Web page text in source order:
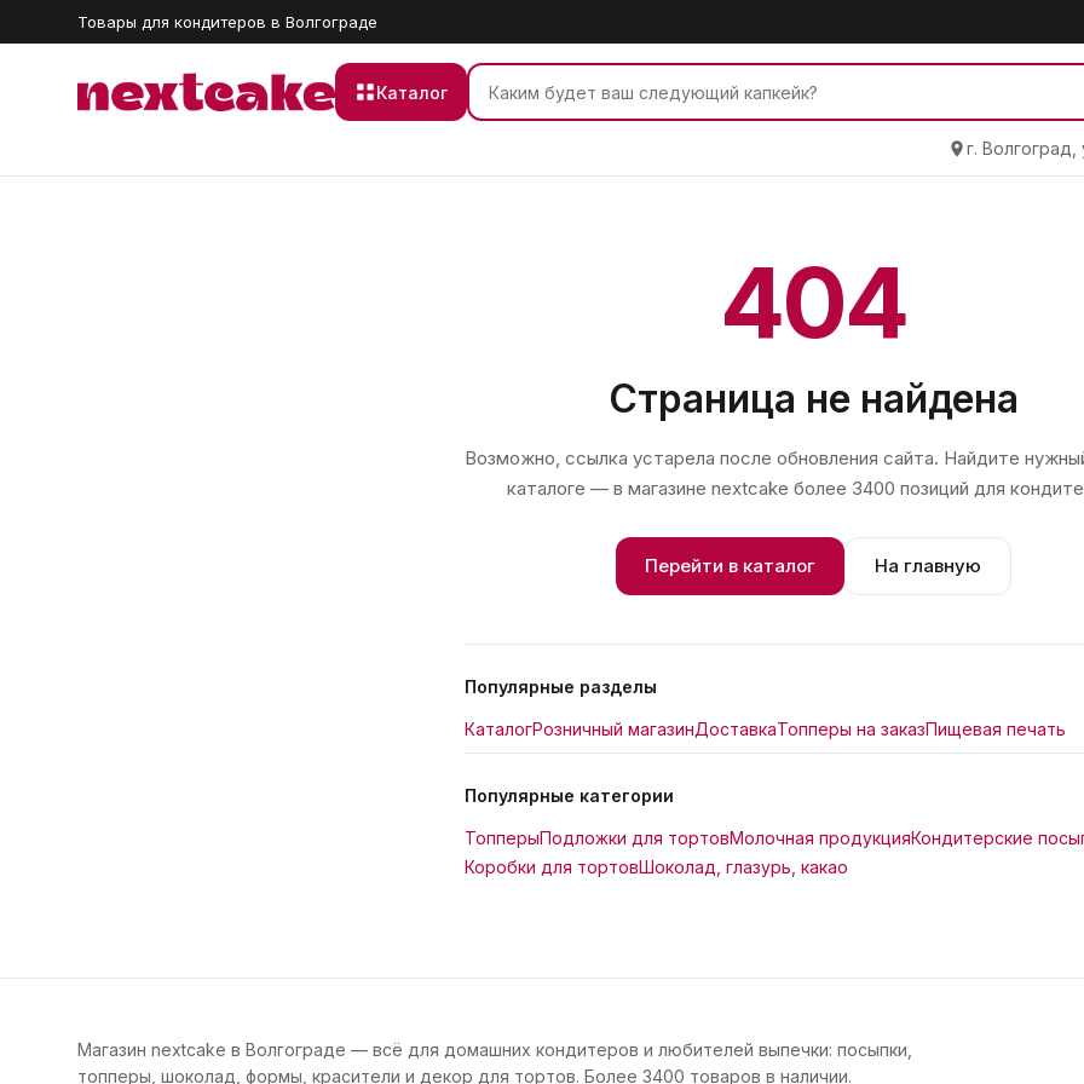
Товары для кондитеров в Волгограде
Каталог
г.
404
Страница не найдена
Возможно, ссылка устарела после обновления сайта. Найдите
каталоге — в магазине nextcake более 3400 позиций для
Перейти в каталог На главную
Популярные разделы
КаталогРозничный магазинДоставкаТопперы на заказПищевая печать
Популярные категории
ТопперыПодложки для тортовМолочная продукцияКондитерские
Коробки для тортовШоколад, глазурь, какао
Магазин nextcake в Волгограде — всё для домашних кондитеров и любителей выпечки: посыпки,
топперы, шоколад, формы, красители и декор для тортов. Более 3400 товаров в наличии.